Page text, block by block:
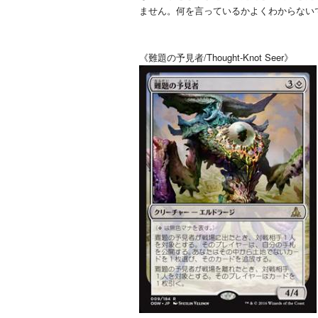
ません。何を言っているかよくわからな
《難題の予見者/Thought-Knot Seer》